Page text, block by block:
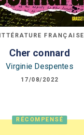
FRANÇAISE
Cher connard
Virginie Despentes
17/08/2022
RÉCOMPENSÉ